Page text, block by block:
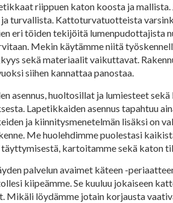
riippuen katon koosta ja mallista.
turvallista. Kattoturvatuotteista
eri töiden tekijöitä lumenpudottajista
Mekin käytämme niitä
sekä materiaalit vaikuttavat.
siihen kannattaa panostaa.
asennus, huoltosillat ja lumiesteet
Lapetikkaiden asennus tapahtuu
ja kiinnitysmenetelmän lisäksi on
Me huolehdimme puolestasi
kartoitamme sekä katon
palvelun avaimet käteen -
kiipeämme. Se kuuluu jokaiseen
löydämme jotain korjausta